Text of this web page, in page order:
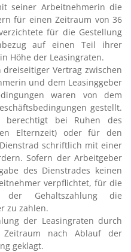
seiner Arbeitnehmerin die
für einen Zeitraum von 36
für die Gestellung
auf einen Teil ihrer
Höhe der Leasingraten.
Vertrag zwischen
und dem Leasinggeber
waren von dem
gestellt.
berechtigt bei Ruhen des
Elternzeit) oder für den
schriftlich mit einer
Sofern der Arbeitgeber
des Dienstrades keinen
verpflichtet, für die
Gehaltszahlung die
zu zahlen.
der Leasingraten durch
nach Ablauf der
geklagt.